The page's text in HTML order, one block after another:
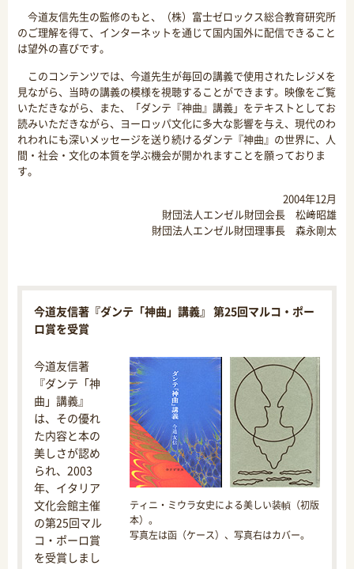
今道友信先生の監修のもと、（株）富士ゼロックス総合教育研究所
のご理解を得て、インターネットを通じて国内国外に配信できること
は望外の喜びです。
このコンテンツでは、今道先生が毎回の講義で使用されたレジメを
見ながら、当時の講義の模様を視聴することができます。映像をご覧
いただきながら、また、「ダンテ『神曲』講義」をテキストとしてお
読みいただきながら、ヨーロッパ文化に多大な影響を与え、現代のわ
れわれにも深いメッセージを送り続けるダンテ『神曲』の世界に、人
間・社会・文化の本質を学ぶ機会が開かれますことを願っておりま
す。
2004年12月
財団法人エンゼル財団会長 松﨑昭雄
財団法人エンゼル財団理事長 森永剛太
今道友信著『ダンテ「神曲」講義』 第25回マルコ・ポー
ロ賞を受賞
ティニ・ミウラ女史による美しい装幀（初版
本）。
写真左は函（ケース）、写真右はカバー。
今道友信著
『ダンテ「神
曲」講義』
は、その優れ
た内容と本の
美しさが認め
られ、2003
年、イタリア
文化会館主催
の第25回マル
コ・ポーロ賞
を受賞しまし